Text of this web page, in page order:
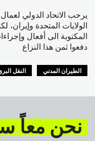
الولايات المتحدة
المكتوبة الى أفعال
دفعوا ثمن هذا النزاع
الطيران المدني النقل
نحن معاً